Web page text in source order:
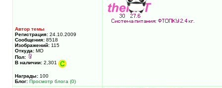
Автор темы
Регистрация: 24.10.2009
Сообщения: 8518
Изображений: 115
Откуда: МО
Пол:
В наличии: 2,301
Награды: 100
Блог: Просмотр блога (0)